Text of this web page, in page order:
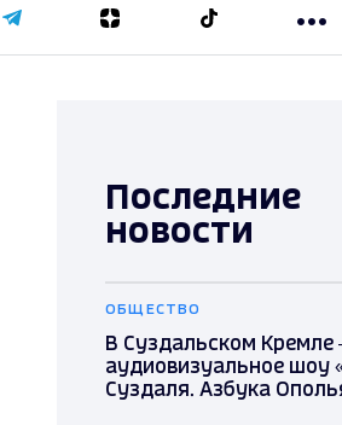
Последние
новости
ОБЩЕСТВО
В Суздальском
аудиовизуальное шоу
Суздаля. Азбука